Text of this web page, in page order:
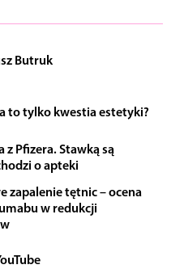
Butruk
to tylko kwestia estetyki?
Pfizera. Stawką są
o apteki
zapalenie tętnic – ocena
w redukcji